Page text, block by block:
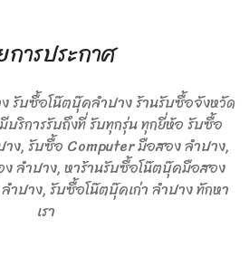
การประกาศ
รับซื้อโน๊ตบุ๊คลำปาง ร้านรับซื้อจังหวัด
ริการรับถึงที่ รับทุกรุ่น ทุกยี่ห้อ รับซื้อ
ง, รับซื้อ Computer มือสอง ลำปาง,
ลำปาง, หาร้านรับซื้อโน๊ตบุ๊คมือสอง
ำปาง, รับซื้อโน๊ตบุ๊คเก่า ลำปาง ทักหา
เรา